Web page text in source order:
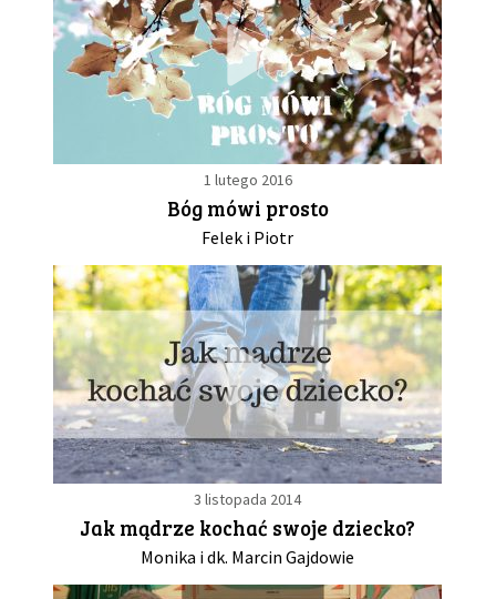
KONTAKT
1 lutego 2016
Bóg mówi prosto
Felek i Piotr
3 listopada 2014
Jak mądrze kochać swoje dziecko?
Monika i dk. Marcin Gajdowie